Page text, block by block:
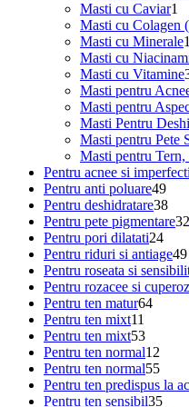
Masti cu Caviar1
Masti cu Colagen
Masti cu Minerale1
Masti cu
Masti cu Vitamine
Masti pentru
Masti pentru
Masti Pentru
Masti pentru Pete
Masti pentru
Pentru acnee si
Pentru anti poluare4949
de
Pentru deshidratare3838
de
Pentru pete pigmentare32
Pentru pori dilatati2424
de
Pentru riduri si antiage49
Pentru roseata si
Pentru rozacee si
Pentru ten matur6464
Pentru ten mixt11
produse
Pentru ten mixt5353
de
produse
Pentru ten normal12
Pentru ten normal5555
de
Pentru ten predispus la
Pentru ten sensibil3535